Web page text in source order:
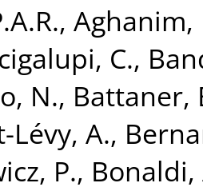
, Aghanim,
C.,
N., Battaner,
Lévy, A.,
P., Bonaldi,